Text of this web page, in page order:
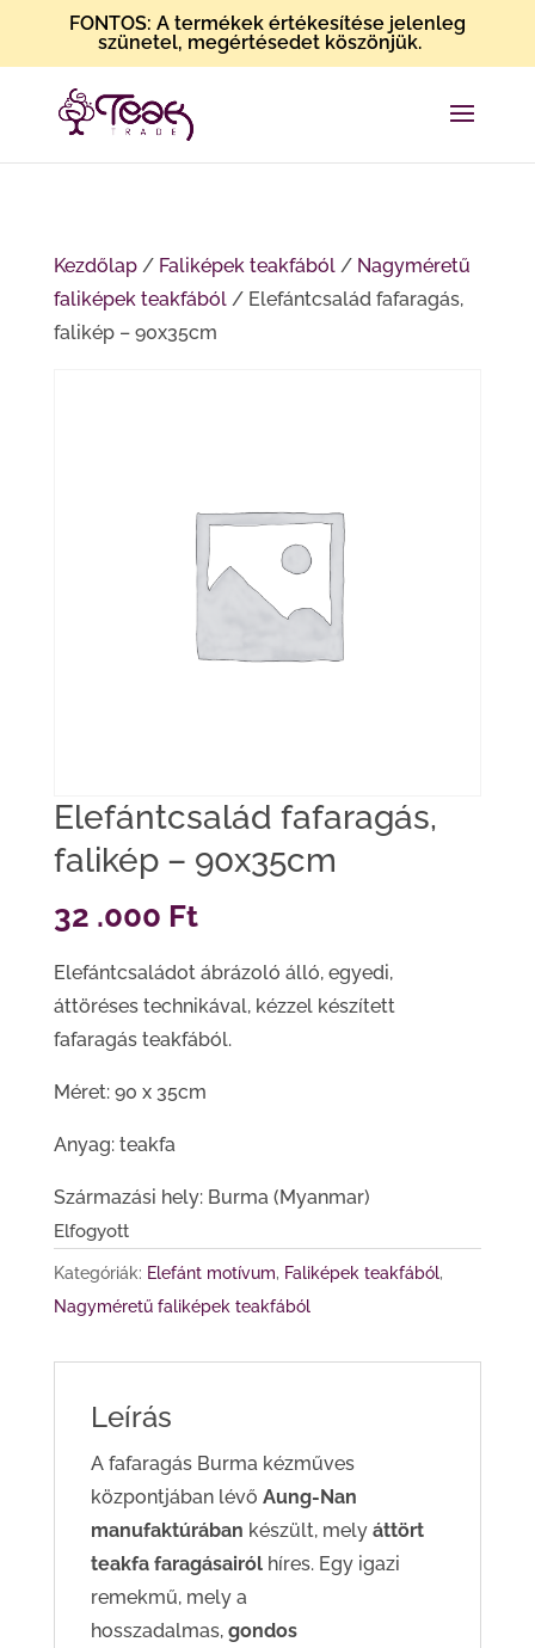
FONTOS: A termékek értékesítése jelenleg
szünetel, megértésedet köszönjük.
Kezdőlap/ Faliképek teakfából/ Nagyméretű
faliképek teakfából/ Elefántcsalád fafaragás,
falikép – 90x35cm
Elefántcsalád fafaragás,
falikép – 90x35cm
32 .000 Ft
Elefántcsaládot ábrázoló álló, egyedi,
áttöréses technikával, kézzel készített
fafaragás teakfából.
Méret: 90 x 35cm
Anyag: teakfa
Származási hely: Burma (Myanmar)
Elfogyott
Kategóriák: Elefánt motívum, Faliképek teakfából,
Nagyméretű faliképek teakfából
Leírás
A fafaragás Burma kézműves
központjában lévő Aung-Nan
manufaktúrában készült, mely áttört
teakfa faragásairól híres. Egy igazi
remekmű, mely a
hosszadalmas, gondos